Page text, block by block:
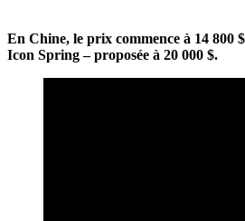
En Chine, le prix commence à 14 800
Icon Spring – proposée à 20 000 $.